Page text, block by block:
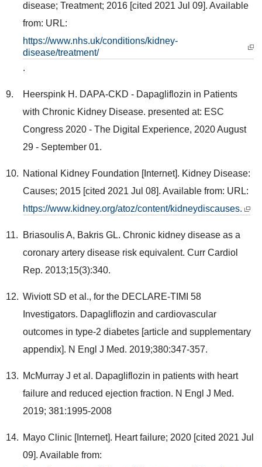
disease; Treatment; 2016 [cited 2021 Jul 09]. Available
from: URL:
https://www.nhs.uk/conditions/kidney-
disease/treatment/
.
Heerspink H. DAPA-CKD - Dapagliflozin in Patients
with Chronic Kidney Disease. presented at: ESC
Congress 2020 - The Digital Experience, 2020 August
29 - September 01.
National Kidney Foundation [Internet]. Kidney Disease:
Causes; 2015 [cited 2021 Jul 08]. Available from: URL:
https://www.kidney.org/atoz/content/kidneydiscauses.
Briasoulis A, Bakris GL. Chronic kidney disease as a
coronary artery disease risk equivalent. Curr Cardiol
Rep. 2013;15(3):340.
Wiviott SD et al., for the DECLARE-TIMI 58
Investigators. Dapagliflozin and cardiovascular
outcomes in type-2 diabetes [article and supplementary
appendix]. N Engl J Med. 2019;380:347-357.
McMurray J et al. Dapagliflozin in patients with heart
failure and reduced ejection fraction. N Engl J Med.
2019; 381:1995-2008
Mayo Clinic [Internet]. Heart failure; 2020 [cited 2021 Jul
09]. Available from: